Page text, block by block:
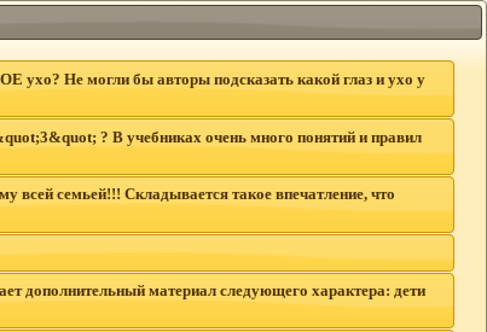
Не могли бы авторы подсказать какой глаз и ухо у
? В учебниках очень много понятий и правил
семьей!!! Складывается такое впечатление, что
дополнительный материал следующего характера: дети